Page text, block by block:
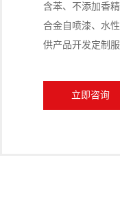
含苯、不添加香
合金自喷漆、水
供产品开发定制
立即咨询